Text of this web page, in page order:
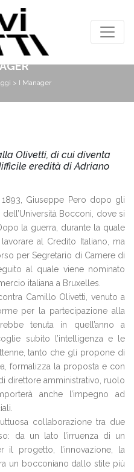
> I Manager
Olivetti, di cui diventa
eredità di Adriano
Giuseppe Pero dopo gli
Bocconi, dove si
la guerra, durante la quale
al Credito Italiano, ma
per Segretario di Camere di
al quale viene nominato
italiana a Bruxelles.
Camillo Olivetti, venuto a
per la partecipazione alla
tenuta in quell’anno a
subito l’intelligenza e le
tanto che gli propone di
formalizza la proposta e con
direttore amministrativo, ruolo
anche l’impegno ad
collaborazione tra due
da un lato l’irruenza di un
il progetto, l’innovazione, la
un bocconiano dallo stile più